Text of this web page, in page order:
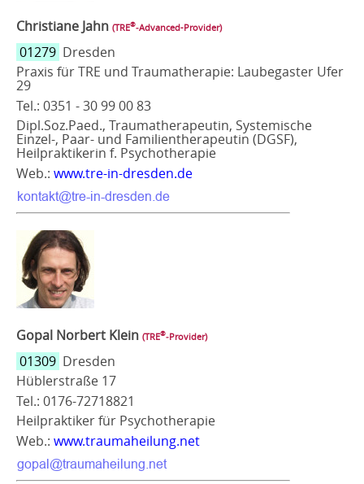
Christiane Jahn (TRE®‑Advanced-Provider)
01279 Dresden
Praxis für TRE und Traumatherapie: Laubegaster Ufer
29
Tel.: 0351 - 30 99 00 83
Dipl.Soz.Paed., Traumatherapeutin, Systemische
Einzel-, Paar- und Familientherapeutin (DGSF),
Heilpraktikerin f. Psychotherapie
Web.: www.tre-in-dresden.de
Gopal Norbert Klein (TRE®‑Provider)
01309 Dresden
Hüblerstraße 17
Tel.: 0176-72718821
Heilpraktiker für Psychotherapie
Web.: www.traumaheilung.net